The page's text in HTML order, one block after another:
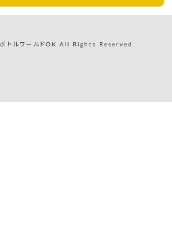
トルワールドOK All Rights Reserved.